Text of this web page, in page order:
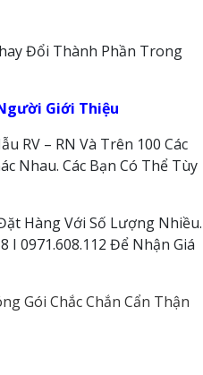
Đổi Thành Phần Trong
Giới Thiệu
RV – RN Và Trên 100 Các
Nhau. Các Bạn Có Thể Tùy
Hàng Với Số Lượng Nhiều.
I 0971.608.112 Để Nhận Giá
Gói Chắc Chắn Cẩn Thận